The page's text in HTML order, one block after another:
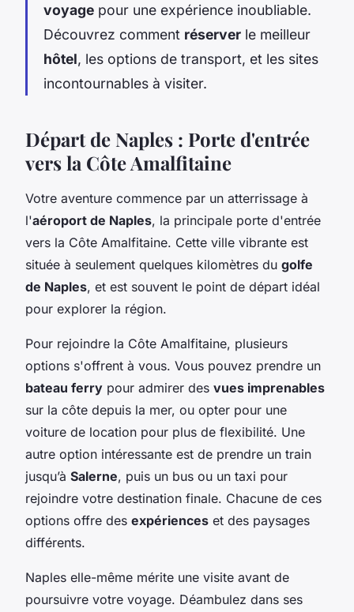
voyage pour une expérience inoubliable.
Découvrez comment réserver le meilleur
hôtel, les options de transport, et les sites
incontournables à visiter.
Départ de Naples : Porte d'entrée
vers la Côte Amalfitaine
Votre aventure commence par un atterrissage à
l'aéroport de Naples, la principale porte d'entrée
vers la Côte Amalfitaine. Cette ville vibrante est
située à seulement quelques kilomètres du golfe
de Naples, et est souvent le point de départ idéal
pour explorer la région.
Pour rejoindre la Côte Amalfitaine, plusieurs
options s'offrent à vous. Vous pouvez prendre un
bateau ferry pour admirer des vues imprenables
sur la côte depuis la mer, ou opter pour une
voiture de location pour plus de flexibilité. Une
autre option intéressante est de prendre un train
jusqu’à Salerne, puis un bus ou un taxi pour
rejoindre votre destination finale. Chacune de ces
options offre des expériences et des paysages
différents.
Naples elle-même mérite une visite avant de
poursuivre votre voyage. Déambulez dans ses